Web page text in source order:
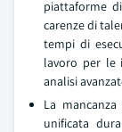
piattaforme
carenze di
tempi di
lavoro per le
analisi
La
unificata